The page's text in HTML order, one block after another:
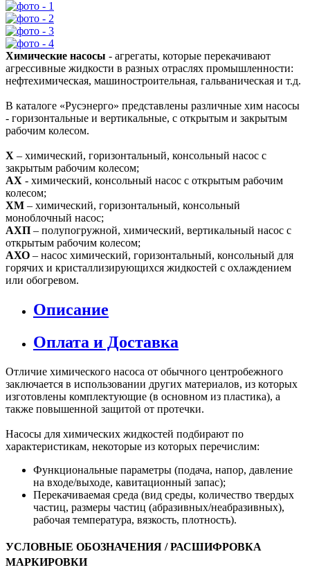
Химические насосы - агрегаты, которые перекачивают
агрессивные жидкости в разных отраслях промышленности:
нефтехимическая, машиностроительная, гальваническая и т.д.
В каталоге «Русэнерго» представлены различные хим насосы
- горизонтальные и вертикальные, с открытым и закрытым
рабочим колесом.
Х – химический, горизонтальный, консольный насос с
закрытым рабочим колесом;
АХ - химический, консольный насос с открытым рабочим
колесом;
ХМ – химический, горизонтальный, консольный
моноблочный насос;
АХП – полупогружной, химический, вертикальный насос с
открытым рабочим колесом;
АХО – насос химический, горизонтальный, консольный для
горячих и кристаллизирующихся жидкостей с охлаждением
или обогревом.
Описание
Оплата и Доставка
Отличие химического насоса от обычного центробежного
заключается в использовании других материалов, из которых
изготовлены комплектующие (в основном из пластика), а
также повышенной защитой от протечки.
Насосы для химических жидкостей подбирают по
характеристикам, некоторые из которых перечислим:
Функциональные параметры (подача, напор, давление
на входе/выходе, кавитационный запас);
Перекачиваемая среда (вид среды, количество твердых
частиц, размеры частиц (абразивных/неабразивных),
рабочая температура, вязкость, плотность).
УСЛОВНЫЕ ОБОЗНАЧЕНИЯ / РАСШИФРОВКА
МАРКИРОВКИ